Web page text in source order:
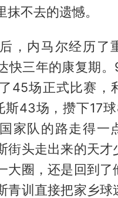
抹不去的遗憾。
，内马尔经历了
快三年的康复期
45场正式比赛，
斯43场，攒下17
家队的路走得一
街头走出来的天才
大圈，还是回到了
青训直接把家乡球